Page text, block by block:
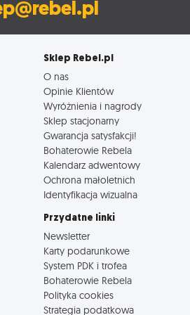
Sklep Rebel.pl
O nas
Opinie Klientów
Wyróżnienia i nagrody
Sklep stacjonarny
Gwarancja satysfakcji!
Bohaterowie Rebela
Kalendarz adwentowy
Ochrona małoletnich
Identyfikacja wizualna
Przydatne linki
Newsletter
Karty podarunkowe
System PDK i trofea
Bohaterowie Rebela
Polityka cookies
Strategia podatkowa